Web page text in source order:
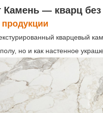
Камень — кварц
кварцевый
полу, но и как настенное